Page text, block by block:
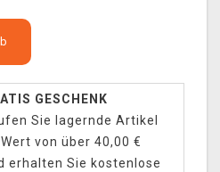
GESCHENK
Sie lagernde Artikel
von über 40,00 €
erhalten Sie kostenlose